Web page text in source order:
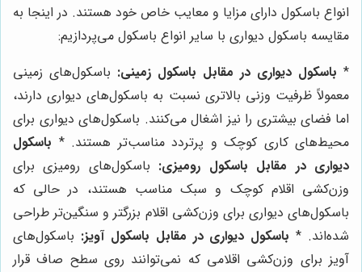
انواع باسکول دارای مزایا و معایب خاص خود هستند. در اینجا به
مقایسه باسکول دیواری با سایر انواع باسکول می‌پردازیم:
* باسکول دیواری در مقابل باسکول زمینی: باسکول‌های زمینی
معمولاً ظرفیت وزنی بالاتری نسبت به باسکول‌های دیواری دارند،
اما فضای بیشتری را نیز اشغال می‌کنند. باسکول‌های دیواری برای
محیط‌های کاری کوچک و پرتردد مناسب‌تر هستند. * باسکول
دیواری در مقابل باسکول رومیزی: باسکول‌های رومیزی برای
وزن‌کشی اقلام کوچک و سبک مناسب هستند، در حالی که
باسکول‌های دیواری برای وزن‌کشی اقلام بزرگتر و سنگین‌تر طراحی
شده‌اند. * باسکول دیواری در مقابل باسکول آویز: باسکول‌های
آویز برای وزن‌کشی اقلامی که نمی‌توانند روی سطح صاف قرار